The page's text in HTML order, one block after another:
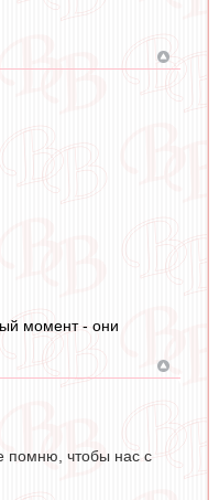
момент - они
помню, чтобы нас с